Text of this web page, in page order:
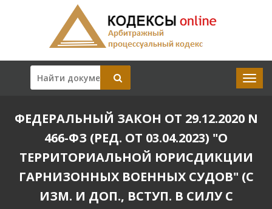
ФЕДЕРАЛЬНЫЙ ЗАКОН ОТ 29.12.2020 N
466-ФЗ (РЕД. ОТ 03.04.2023) "О
ТЕРРИТОРИАЛЬНОЙ ЮРИСДИКЦИИ
ГАРНИЗОННЫХ ВОЕННЫХ СУДОВ" (С
ИЗМ. И ДОП., ВСТУП. В СИЛУ С